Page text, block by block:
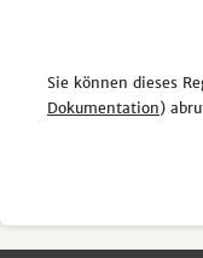
Sie können dieses
Dokumentation)